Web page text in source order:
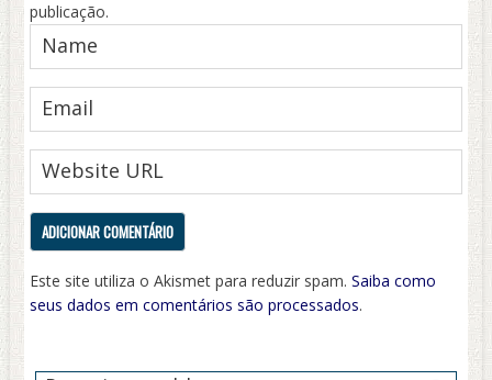
publicação.
Este site utiliza o Akismet para reduzir spam.Saiba como
seus dados em comentários são processados.